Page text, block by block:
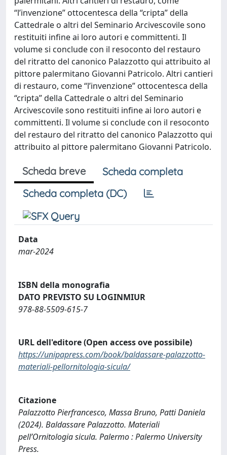
“l’invenzione” ottocentesca della “cripta” della
Cattedrale o altri del Seminario Arcivescovile sono
restituiti infine ai loro autori e committenti. Il
volume si conclude con il resoconto del restauro
del ritratto del canonico Palazzotto qui attribuito al
pittore palermitano Giovanni Patricolo. Altri cantieri
di restauro, come “l’invenzione” ottocentesca della
“cripta” della Cattedrale o altri del Seminario
Arcivescovile sono restituiti infine ai loro autori e
committenti. Il volume si conclude con il resoconto
del restauro del ritratto del canonico Palazzotto qui
attribuito al pittore palermitano Giovanni Patricolo.
Scheda breve
Scheda completa
Scheda completa (DC)
Data
mar-2024
ISBN della monografia
DATO PREVISTO SU LOGINMIUR
978-88-5509-615-7
URL dell'editore (Open access ove possibile)
https://unipapress.com/book/baldassare-palazzotto-
materiali-pellornitologia-sicula/
Citazione
Palazzotto Pierfrancesco, Massa Bruno, Patti Daniela
(2024). Baldassare Palazzotto. Materiali
pell’Ornitologia sicula. Palermo : Palermo University
Press.